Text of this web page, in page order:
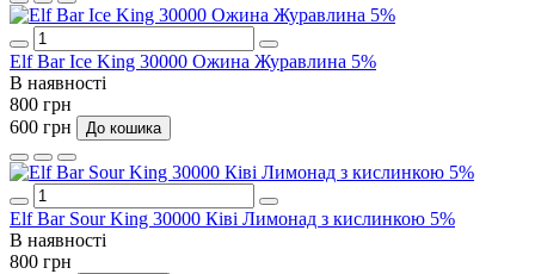
Elf Bar Ice King 30000 Ожина Журавлина 5%
В наявності
800 грн
600 грн
До кошика
Elf Bar Sour King 30000 Ківі Лимонад з кислинкою 5%
В наявності
800 грн